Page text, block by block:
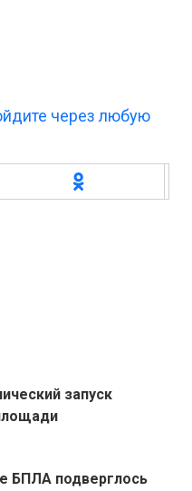
через любую
запуск
БПЛА подверглось